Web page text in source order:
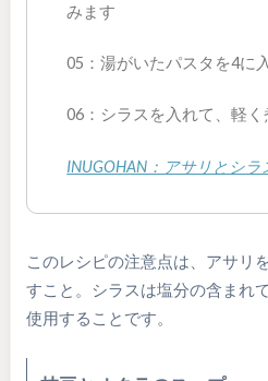
みます
05：湯がいたパスタを4に
06：シラスを入れて、軽
INUGOHAN：アサリとシ
このレシピの注意点は、アサリ
すこと。シラスは塩分の含まれ
使用することです。